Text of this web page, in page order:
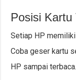
Posisi Kartu
Setiap HP
Coba geser kartu
HP sampai terbaca.